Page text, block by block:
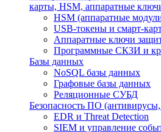
карты, HSM, аппаратные
HSM (аппаратные
USB-токены и смарт-
Аппаратные ключи
Программные СКЗИ и
Базы данных
NoSQL базы данных
Графовые базы данных
Реляционные СУБД
Безопасность ПО
EDR и Threat Detection
SIEM и управление